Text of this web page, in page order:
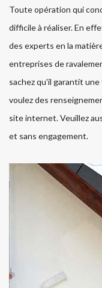
Toute opération qui
difficile à réaliser. En
des experts en la
entreprises de
sachez qu'il garantit
voulez des
site internet. Veuillez
et sans engagement.